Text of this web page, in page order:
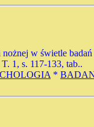
w świetle
1, s. 117-133, tab..
*